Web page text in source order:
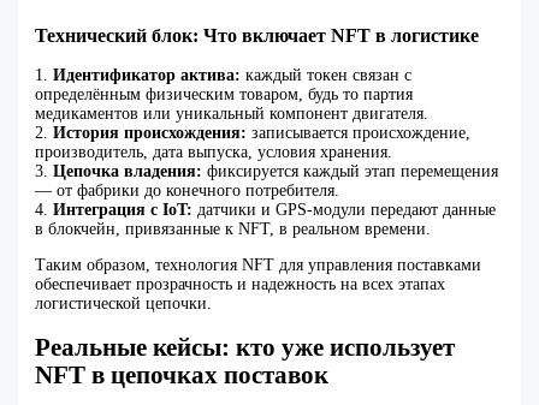
Технический блок: Что включает NFT в логистике
1.Идентификатор актива: каждый токен связан с
определённым физическим товаром, будь то партия
медикаментов или уникальный компонент двигателя.
2.История происхождения: записывается происхождение,
производитель, дата выпуска, условия хранения.
3.Цепочка владения: фиксируется каждый этап перемещения
— от фабрики до конечного потребителя.
4.Интеграция с IoT: датчики и GPS-модули передают данные
в блокчейн, привязанные к NFT, в реальном времени.
Таким образом, технология NFT для управления поставками
обеспечивает прозрачность и надежность на всех этапах
логистической цепочки.
Реальные кейсы: кто уже использует
NFT в цепочках поставок